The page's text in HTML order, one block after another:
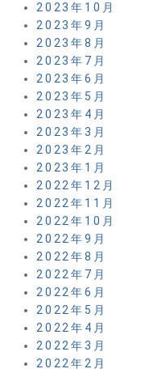
2023年10月
2023年9月
2023年8月
2023年7月
2023年6月
2023年5月
2023年4月
2023年3月
2023年2月
2023年1月
2022年12月
2022年11月
2022年10月
2022年9月
2022年8月
2022年7月
2022年6月
2022年5月
2022年4月
2022年3月
2022年2月